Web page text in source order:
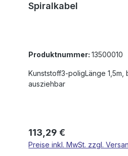
Spiralkabel
Produktnummer:13500010
Kunststoff3-poligLänge 1,5m,
ausziehbar
Regulärer Preis:
113,29 €
Preise inkl. MwSt. zzgl.